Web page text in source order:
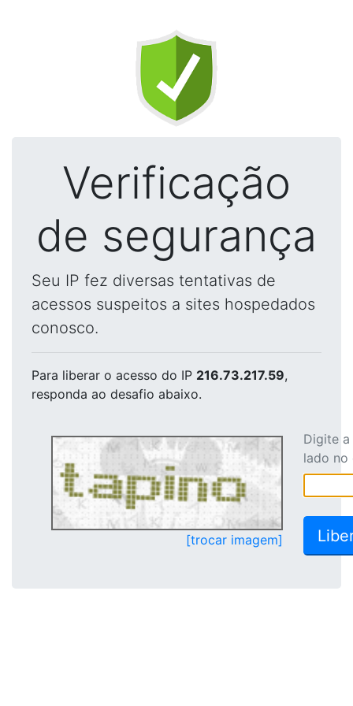
Verificação
de segurança
Seu IP fez diversas tentativas de
acessos suspeitos a sites hospedados
conosco.
Para liberar o acesso do IP 216.73.217.59,
responda ao desafio abaixo.
[trocar imagem]
Digite
lado no